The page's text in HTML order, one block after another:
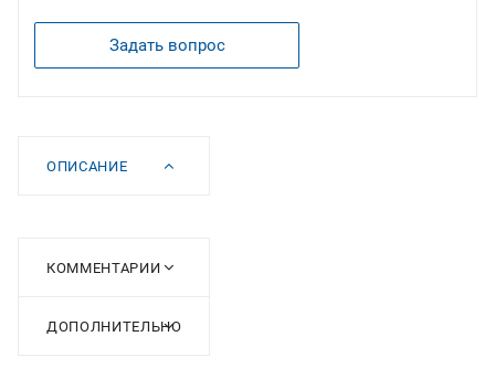
Задать вопрос
ОПИСАНИЕ
КОММЕНТАРИИ
ДОПОЛНИТЕЛЬНО